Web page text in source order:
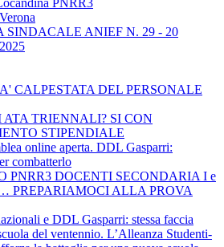
PNRR3
SINDACALE ANIEF N. 29 - 20
CALPESTATA DEL PERSONALE
ATA TRIENNALI? SI CON
STIPENDIALE
online aperta. DDL Gasparri:
combatterlo
PNRR3 DOCENTI SECONDARIA I e
PREPARIAMOCI ALLA PROVA
e DDL Gasparri: stessa faccia
del ventennio. L’Alleanza Studenti-